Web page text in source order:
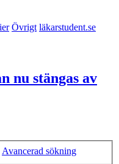
Övrigt läkarstudent.se
nu stängas av
Avancerad sökning